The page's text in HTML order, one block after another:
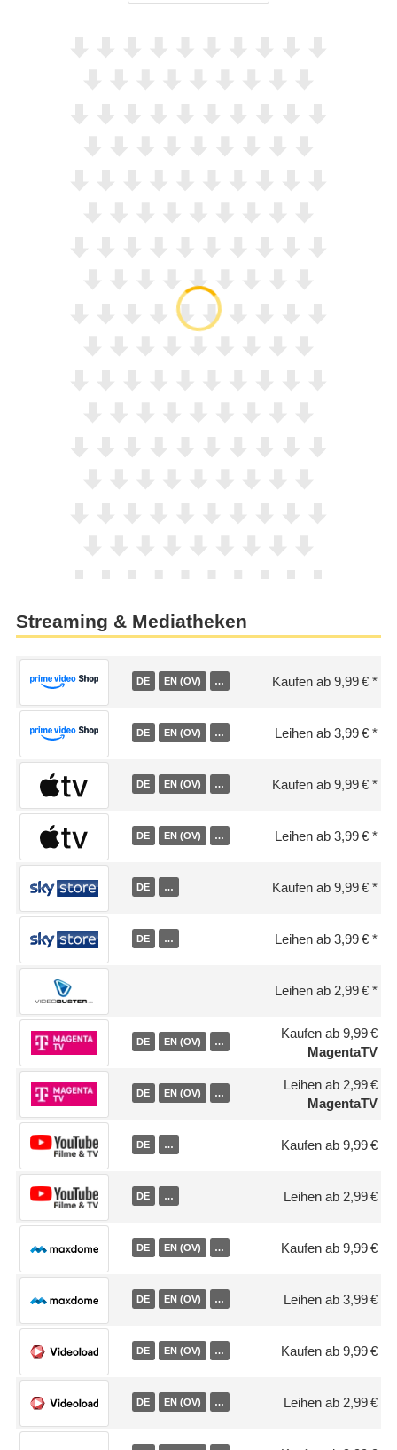
Streaming & Mediatheken
DE EN (OV) … Kaufen ab 9,99 €
DE EN (OV) … Leihen ab 3,99 €
DE EN (OV) … Kaufen ab 9,99 €
DE EN (OV) … Leihen ab 3,99 €
DE … Kaufen ab 9,99 €
DE … Leihen ab 3,99 €
Leihen ab 2,99 €
DE EN (OV) …
Kaufen ab 9,99 €
MagentaTV
DE EN (OV) …
Leihen ab 2,99 €
MagentaTV
DE … Kaufen ab 9,99 €
DE … Leihen ab 2,99 €
DE EN (OV) … Kaufen ab 9,99 €
DE EN (OV) … Leihen ab 3,99 €
DE EN (OV) … Kaufen ab 9,99 €
DE EN (OV) … Leihen ab 2,99 €